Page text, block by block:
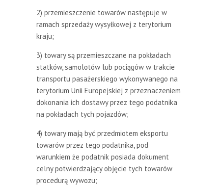
2) przemieszczenie towarów następuje w
ramach sprzedaży wysyłkowej z terytorium
kraju;
3) towary są przemieszczane na pokładach
statków, samolotów lub pociągów w trakcie
transportu pasażerskiego wykonywanego na
terytorium Unii Europejskiej z przeznaczeniem
dokonania ich dostawy przez tego podatnika
na pokładach tych pojazdów;
4) towary mają być przedmiotem eksportu
towarów przez tego podatnika, pod
warunkiem że podatnik posiada dokument
celny potwierdzający objęcie tych towarów
procedurą wywozu;